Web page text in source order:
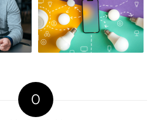
0